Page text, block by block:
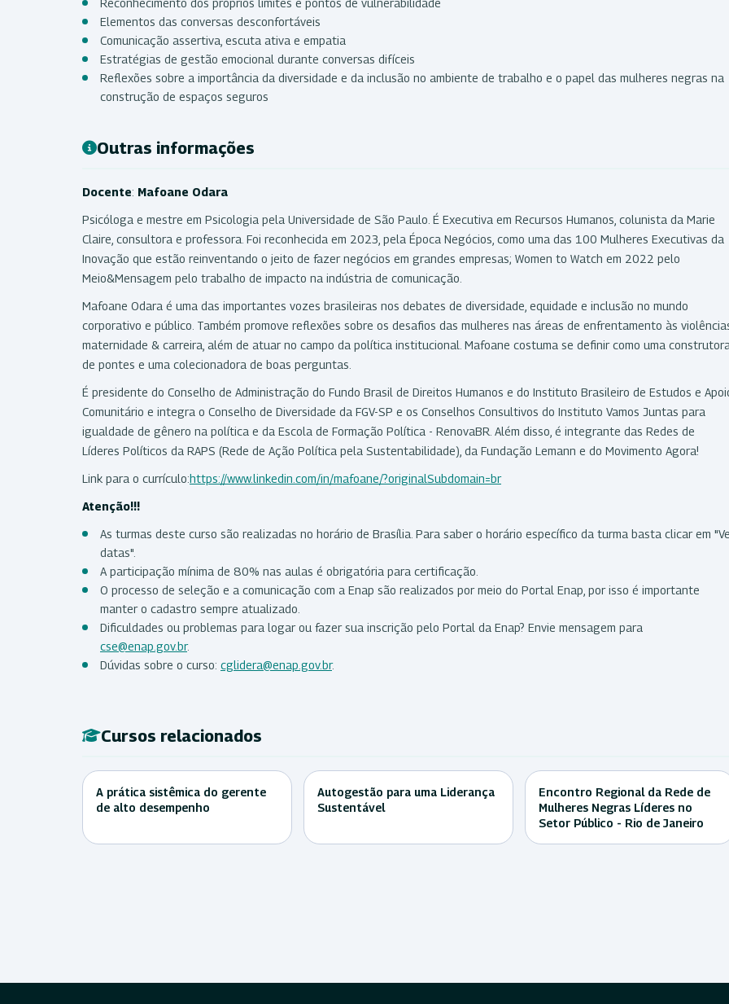
Elementos das conversas desconfortáveis
Comunicação assertiva, escuta ativa e empatia
Estratégias de gestão emocional durante conversas difíceis
Reflexões sobre a importância da diversidade e da inclusão no ambiente de trabalho e o papel das mulheres negras na
construção de espaços seguros
Outras informações
Docente: Mafoane Odara
Psicóloga e mestre em Psicologia pela Universidade de São Paulo. É Executiva em Recursos Humanos, colunista da Marie
Claire, consultora e professora. Foi reconhecida em 2023, pela Época Negócios, como uma das 100 Mulheres Executivas da
Inovação que estão reinventando o jeito de fazer negócios em grandes empresas; Women to Watch em 2022 pelo
Meio&Mensagem pelo trabalho de impacto na indústria de comunicação.
Mafoane Odara é uma das importantes vozes brasileiras nos debates de diversidade, equidade e inclusão no mundo
corporativo e público. Também promove reflexões sobre os desafios das mulheres nas áreas de enfrentamento às
maternidade & carreira, além de atuar no campo da política institucional. Mafoane costuma se definir como uma
de pontes e uma colecionadora de boas perguntas.
É presidente do Conselho de Administração do Fundo Brasil de Direitos Humanos e do Instituto Brasileiro de Estudos e
Comunitário e integra o Conselho de Diversidade da FGV-SP e os Conselhos Consultivos do Instituto Vamos Juntas para
igualdade de gênero na política e da Escola de Formação Política - RenovaBR. Além disso, é integrante das Redes de
Líderes Políticos da RAPS (Rede de Ação Política pela Sustentabilidade), da Fundação Lemann e do Movimento Agora!
Link para o currículo:https://www.linkedin.com/in/mafoane/?originalSubdomain=br
Atenção!!!
As turmas deste curso são realizadas no horário de Brasília. Para saber o horário específico da turma basta clicar em
datas".
A participação mínima de 80% nas aulas é obrigatória para certificação.
O processo de seleção e a comunicação com a Enap são realizados por meio do Portal Enap, por isso é importante
manter o cadastro sempre atualizado.
Dificuldades ou problemas para logar ou fazer sua inscrição pelo Portal da Enap? Envie mensagem para
cse@enap.gov.br.
Dúvidas sobre o curso: cglidera@enap.gov.br.
Cursos relacionados
A prática sistêmica do gerente
de alto desempenho
Autogestão para uma Liderança
Sustentável
Encontro Regional da Rede de
Mulheres Negras Líderes no
Setor Público - Rio de Janeiro